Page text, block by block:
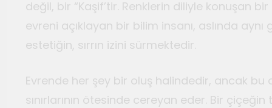
değil, bir “Kaşif’tir. Renklerin diliyle konuşan
evreni açıklayan bir bilim insanı, aslında aynı
estetiğin, sırrın izini sürmektedir.
Evrende her şey bir oluş halindedir, ancak bu
sınırlarının ötesinde cereyan eder. Bir çiçeğin